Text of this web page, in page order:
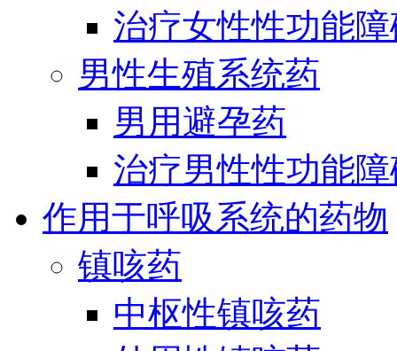
治疗女性性功能
男性生殖系统药
男用避孕药
治疗男性性功能
作用于呼吸系统的药物
镇咳药
中枢性镇咳药